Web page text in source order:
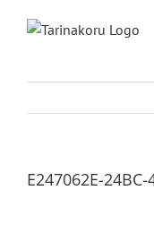
E247062E-